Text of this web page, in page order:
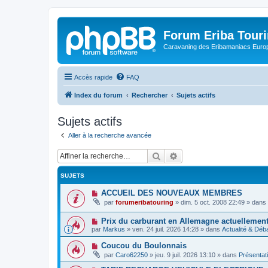
Forum Eriba
Caravaning des Eribamaniacs
Accès rapide FAQ
Index du forum Rechercher Sujets actifs
Sujets actifs
Aller à la recherche avancée
Rechercher
SUJETS
N
u
v
e
a
m
e
s
s
ACCUEIL DES NOUVEAUX MEMBRES
par forumeribatouring » dim. 5 oct. 2008 22:49 » dans
N
o
u
e
a
u
Prix ​​du carburant en Allemagne actuellement
par Markus » ven. 24 juil. 2026 14:28 » dans Actualité &
N
u
v
Coucou du Boulonnais
par Caro62250 » jeu. 9 juil. 2026 13:10 » dans